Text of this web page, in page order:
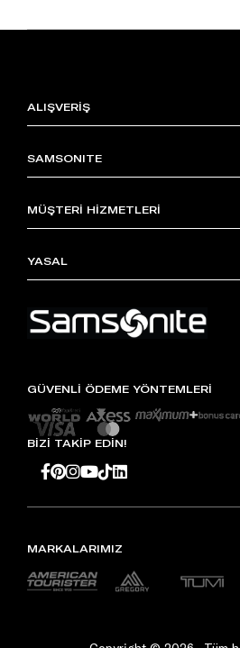
ALIŞVERİŞ
SAMSONITE
MÜŞTERİ HİZMETLERİ
YASAL
GÜVENLİ ÖDEME YÖNTEMLERİ
BİZİ TAKİP EDİN!
MARKALARIMIZ